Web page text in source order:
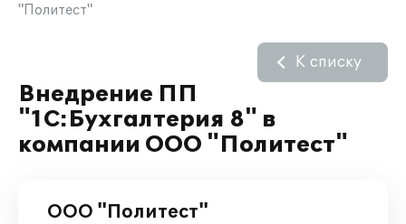
"Политест"
Внедрение ПП
"1С:Бухгалтерия 8" в
компании ООО "Политест"
К списку
ООО "Политест"